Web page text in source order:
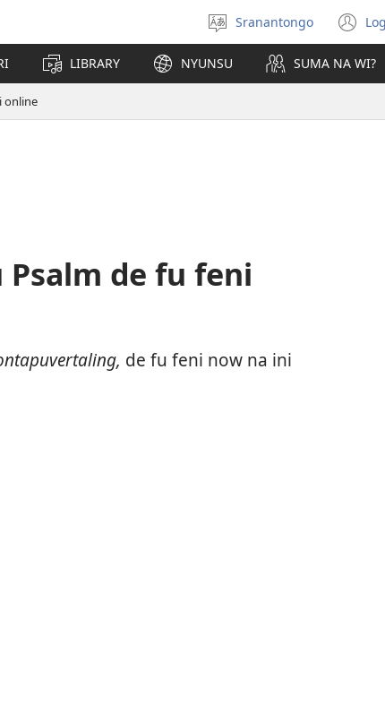
Tongo
Sranantongo
LIBRARY NYUNSU SUMA NA WI?
online
de fu feni
de fu feni now na ini